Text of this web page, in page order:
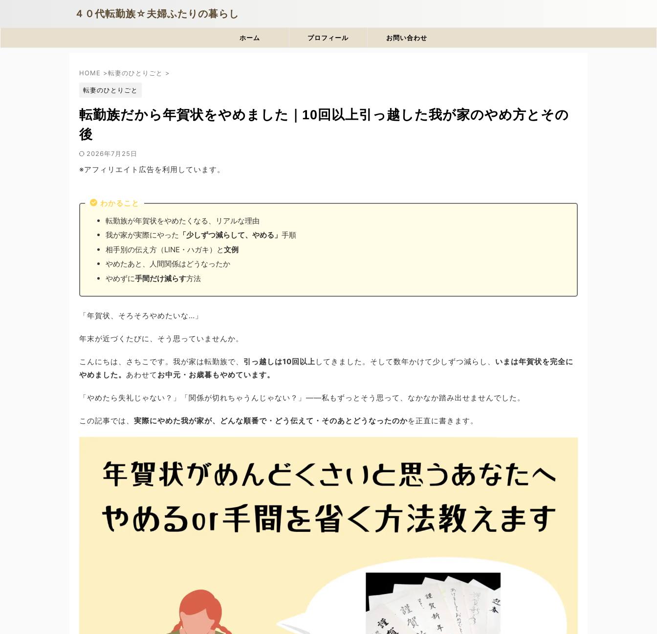
４０代転勤族☆夫婦ふたりの暮らし
ホーム プロフィール お問い合わせ
HOME >転妻のひとりごと >
転妻のひとりごと
転勤族だから年賀状をやめました｜10回以上引っ越した我が家のやめ方とその
後
2026年7月25日
※アフィリエイト広告を利用しています。
わかること
転勤族が年賀状をやめたくなる、リアルな理由
我が家が実際にやった 「少しずつ減らして、やめる」 手順
相手別の伝え方（LINE・ハガキ）と文例
やめたあと、人間関係はどうなったか
やめずに手間だけ減らす方法
「年賀状、そろそろやめたいな…」
年末が近づくたびに、そう思っていませんか。
こんにちは、さちこです。我が家は転勤族で、 引っ越しは10回以上 してきました。そして数年かけて少しずつ減らし、 いまは年賀状を完全に
やめました。 あわせて お中元・お歳暮もやめています。
「やめたら失礼じゃない？」「関係が切れちゃうんじゃない？」——私もずっとそう思って、なかなか踏み出せませんでした。
この記事では、実際にやめた我が家が、どんな順番で・どう伝えて・そのあとどうなったのかを正直に書きます。